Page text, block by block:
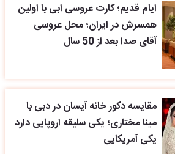
ایام قدیم؛ کارت عروسی ابی با اولین
همسرش در ایران؛ محل عروسی
آقای صدا بعد از 50 سال
مقایسه دکور خانه آیسان در دبی با
مینا مختاری؛ یکی سلیقه اروپایی دارد
یکی آمریکایی